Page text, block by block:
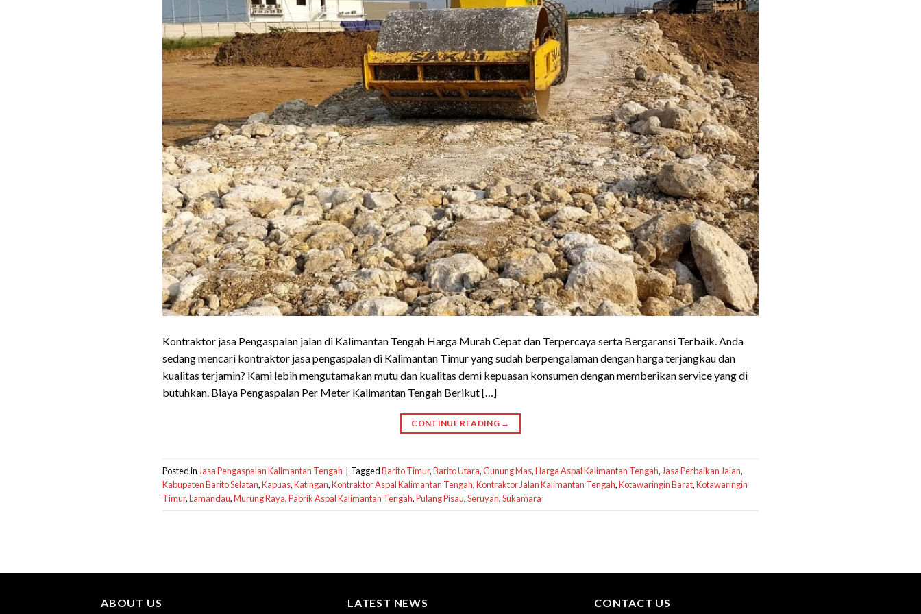
Kontraktor jasa Pengaspalan jalan di Kalimantan Tengah Harga Murah Cepat dan Terpercaya serta Bergaransi Terbaik. Anda
sedang mencari kontraktor jasa pengaspalan di Kalimantan Timur yang sudah berpengalaman dengan harga terjangkau dan
kualitas terjamin? Kami lebih mengutamakan mutu dan kualitas demi kepuasan konsumen dengan memberikan service yang di
butuhkan. Biaya Pengaspalan Per Meter Kalimantan Tengah Berikut […]
CONTINUE READING →
Posted in Jasa Pengaspalan Kalimantan Tengah | TaggedBarito Timur,Barito Utara,Gunung Mas,Harga Aspal Kalimantan Tengah, Jasa Perbaikan Jalan,
Kabupaten Barito Selatan,Kapuas,Katingan,Kontraktor Aspal Kalimantan Tengah,Kontraktor Jalan Kalimantan Tengah,Kotawaringin Barat,Kotawaringin
Timur,Lamandau,Murung Raya,Pabrik Aspal Kalimantan Tengah,Pulang Pisau,Seruyan,Sukamara
ABOUT US LATEST NEWS CONTACT US